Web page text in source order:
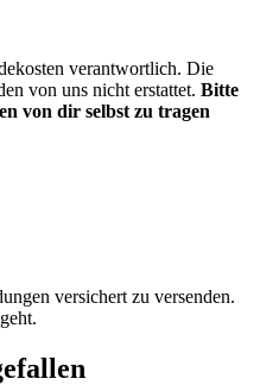
verantwortlich. Die
von uns nicht erstattet. Bitte
von dir selbst zu tragen
versichert zu versenden.